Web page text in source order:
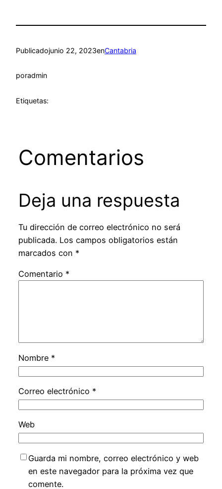
Publicadojunio 22, 2023enCantabria
poradmin
Etiquetas:
Comentarios
Deja una respuesta
Tu dirección de correo electrónico no será
publicada. Los campos obligatorios están
marcados con *
Comentario *
Nombre *
Correo electrónico *
Web
Guarda mi nombre, correo electrónico y web
en este navegador para la próxima vez que
comente.